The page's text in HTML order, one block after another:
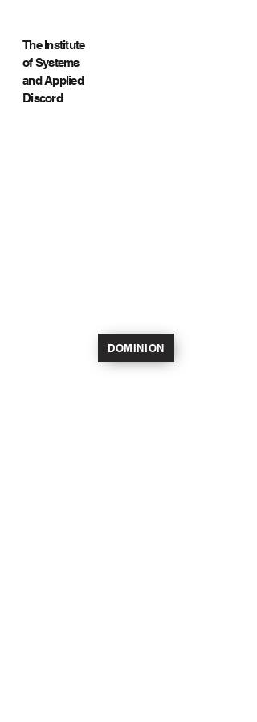
The Institute
of Systems
and Applied
Discord
DOMINION